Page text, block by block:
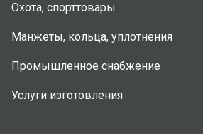
Охота, спорттовары
Манжеты, кольца, уплотнения
Промышленное снабжение
Услуги изготовления